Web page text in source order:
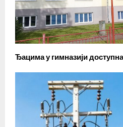
Ђацима у гимназији